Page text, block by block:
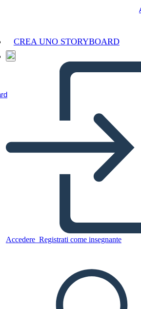
CREA UNO STORYBOARD
Accedere Registrati come insegnante
questo Storyboard
LA PRESENTAZIONE
LEGGIMI